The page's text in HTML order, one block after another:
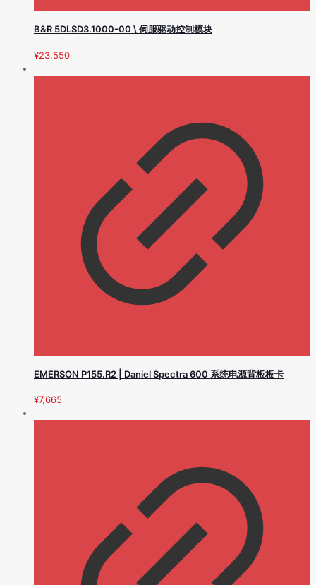
B&R 5DLSD3.1000-00 \ 伺服驱动控制模块
¥23,550
EMERSON P155.R2 | Daniel Spectra 600 系统电源背板板卡
¥7,665